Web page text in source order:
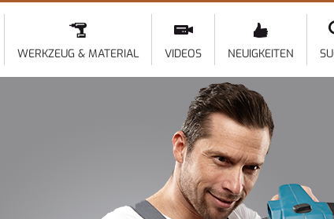
WERKZEUG & MATERIAL VIDEOS NEUIGKEITEN